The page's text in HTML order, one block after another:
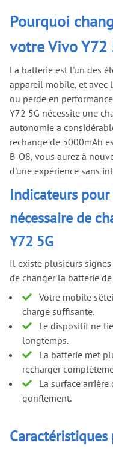
Pourquoi
votre Vivo Y72
La batterie est l'un des
appareil mobile, et avec
ou perde en
Y72 5G nécessite une
autonomie a
rechange de 5000mAh
B-O8, vous aurez à
d'une expérience sans
Indicateurs
nécessaire de
Y72 5G
Il existe plusieurs
de changer la batterie
Votre mobile
charge suffisante.
Le dispositif ne
longtemps.
La batterie met
recharger
La surface
gonflement.